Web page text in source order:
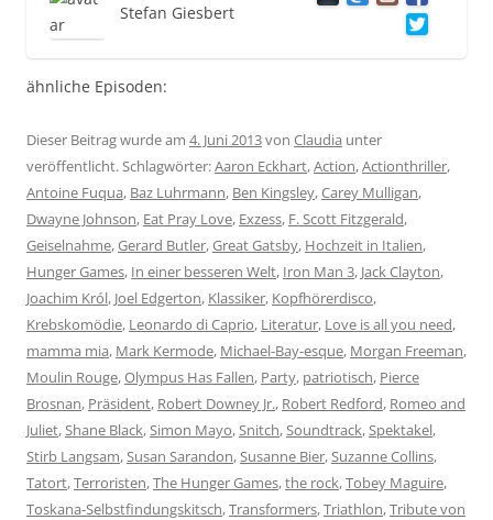
Stefan Giesbert
ähnliche Episoden:
Dieser Beitrag wurde am 4. Juni 2013von Claudia unter
veröffentlicht. Schlagwörter:Aaron Eckhart,Action,Actionthriller,
Antoine Fuqua, Baz Luhrmann, Ben Kingsley,Carey Mulligan,
Dwayne Johnson, Eat Pray Love, Exzess, F. Scott Fitzgerald,
Geiselnahme,Gerard Butler,Great Gatsby, Hochzeit in Italien,
Hunger Games, In einer besseren Welt, Iron Man 3, Jack Clayton,
Joachim Król, Joel Edgerton, Klassiker, Kopfhörerdisco,
Krebskomödie, Leonardo di Caprio, Literatur, Love is all you need,
mamma mia, Mark Kermode, Michael-Bay-esque, Morgan Freeman,
Moulin Rouge,Olympus Has Fallen, Party, patriotisch, Pierce
Brosnan, Präsident, Robert Downey Jr., Robert Redford, Romeo and
Juliet,Shane Black,Simon Mayo,Snitch,Soundtrack,Spektakel,
Stirb Langsam,Susan Sarandon,Susanne Bier,Suzanne Collins,
Tatort,Terroristen,The Hunger Games,the rock,Tobey Maguire,
Toskana-Selbstfindungskitsch,Transformers,Triathlon,Tribute von